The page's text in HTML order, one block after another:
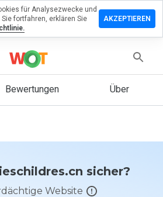
Bewertungen Über
sicher?
Website
für Analysezwecke und
fortfahren, erklären Sie
AKZEPTIEREN